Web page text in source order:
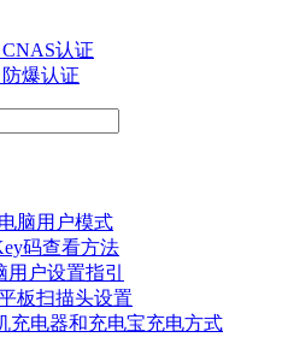
CNAS认证
防爆认证
脑用户模式
码查看方法
用户设置指引
板扫描头设置
充电器和充电宝充电方式